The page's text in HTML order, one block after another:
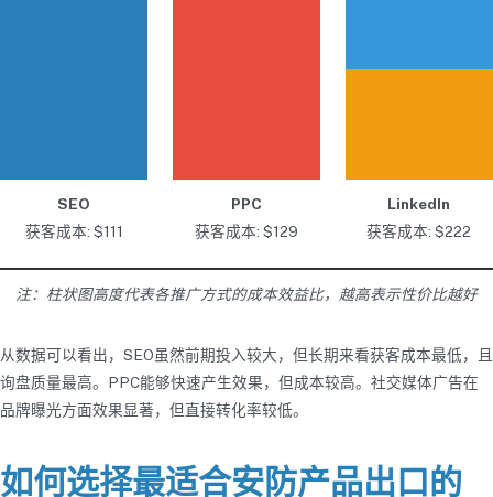
SEO
获客成本: $111
PPC
获客成本: $129
LinkedIn
获客成本: $222
注：柱状图高度代表各推广方式的成本效益比，越高表示性价比越好
从数据可以看出，SEO虽然前期投入较大，但长期来看获客成本最低，且
询盘质量最高。PPC能够快速产生效果，但成本较高。社交媒体广告在
品牌曝光方面效果显著，但直接转化率较低。
如何选择最适合安防产品出口的